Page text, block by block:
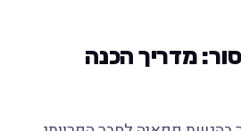
מדריך הכנה